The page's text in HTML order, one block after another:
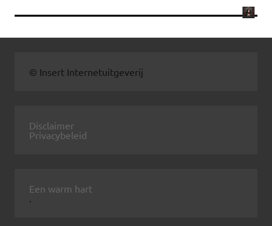
© Insert Internetuitgeverij
Disclaimer
Privacybeleid
Een warm hart
.